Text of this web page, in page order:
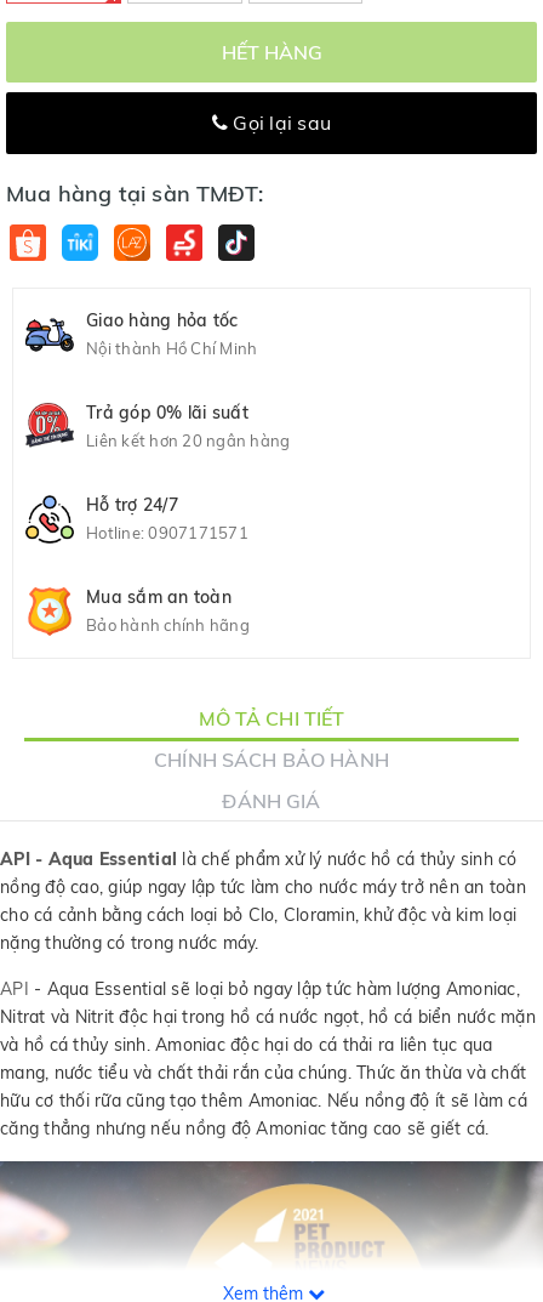
HẾT HÀNG
Gọi lại sau
Mua hàng tại sàn TMĐT:
Giao hàng hỏa tốc
Nội thành Hồ Chí Minh
Trả góp 0% lãi suất
Liên kết hơn 20 ngân hàng
Hỗ trợ 24/7
Hotline:0907171571
Mua sắm an toàn
Bảo hành chính hãng
MÔ TẢ CHI TIẾT
CHÍNH SÁCH BẢO HÀNH
ĐÁNH GIÁ
API - Aqua Essential là chế phẩm xử lý nước hồ cá thủy sinh có
nồng độ cao, giúp ngay lập tức làm cho nước máy trở nên an toàn
cho cá cảnh bằng cách loại bỏ Clo, Cloramin, khử độc và kim loại
nặng thường có trong nước máy.
API - Aqua Essential sẽ loại bỏ ngay lập tức hàm lượng Amoniac,
Nitrat và Nitrit độc hại trong hồ cá nước ngọt, hồ cá biển nước mặn
và hồ cá thủy sinh. Amoniac độc hại do cá thải ra liên tục qua
mang, nước tiểu và chất thải rắn của chúng. Thức ăn thừa và chất
hữu cơ thối rữa cũng tạo thêm Amoniac. Nếu nồng độ ít sẽ làm cá
căng thẳng nhưng nếu nồng độ Amoniac tăng cao sẽ giết cá.
Xem thêm